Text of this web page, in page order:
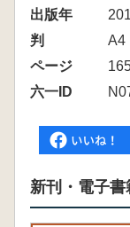
出版年
判
A4
ページ
六一ID
新刊・電子書